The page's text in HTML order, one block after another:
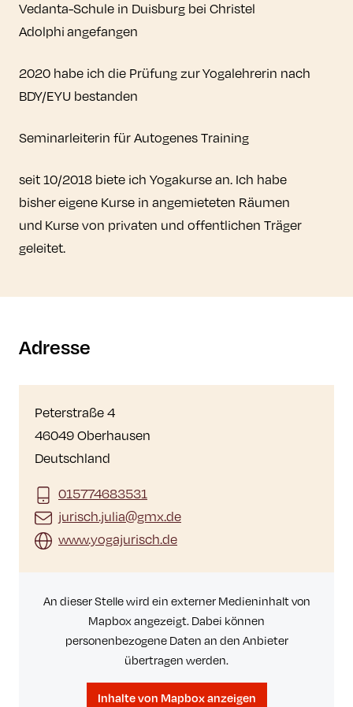
Vedanta-Schule in Duisburg bei Christel
Adolphi angefangen
2020 habe ich die Prüfung zur Yogalehrerin nach
BDY/EYU bestanden
Seminarleiterin für Autogenes Training
seit 10/2018 biete ich Yogakurse an. Ich habe
bisher eigene Kurse in angemieteten Räumen
und Kurse von privaten und offentlichen Träger
geleitet.
Adresse
Peterstraße 4
46049 Oberhausen
Deutschland
015774683531
jurisch.julia@gmx.de
www.yogajurisch.de
An dieser Stelle wird ein externer Medieninhalt von
Mapbox angezeigt. Dabei können
personenbezogene Daten an den Anbieter
übertragen werden.
Inhalte von Mapbox anzeigen